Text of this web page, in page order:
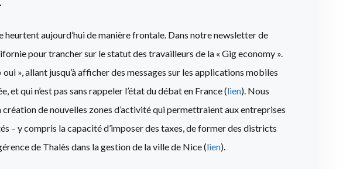
aujourd’hui de manière frontale. Dans notre newsletter de
pour trancher sur le statut des travailleurs de la « Gig economy ».
», allant jusqu’à afficher des messages sur les applications mobiles
qui n’est pas sans rappeler l’état du débat en France (lien). Nous
de nouvelles zones d’activité qui permettraient aux entreprises
– y compris la capacité d’imposer des taxes, de former des districts
de Thalès dans la gestion de la ville de Nice (lien).